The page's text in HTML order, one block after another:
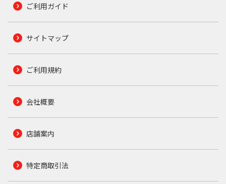
ご利用ガイド
サイトマップ
ご利用規約
会社概要
店舗案内
特定商取引法